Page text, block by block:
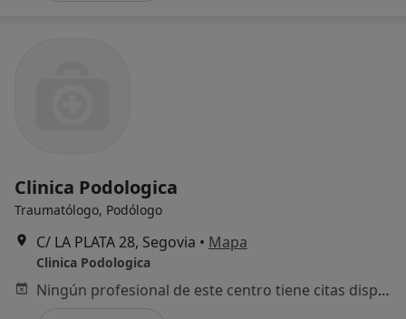
Clinica Podologica
Traumatólogo, Podólogo
C/ LA PLATA 28, Segovia • Mapa
Clinica Podologica
Ningún profesional de este centro tiene citas disponibles